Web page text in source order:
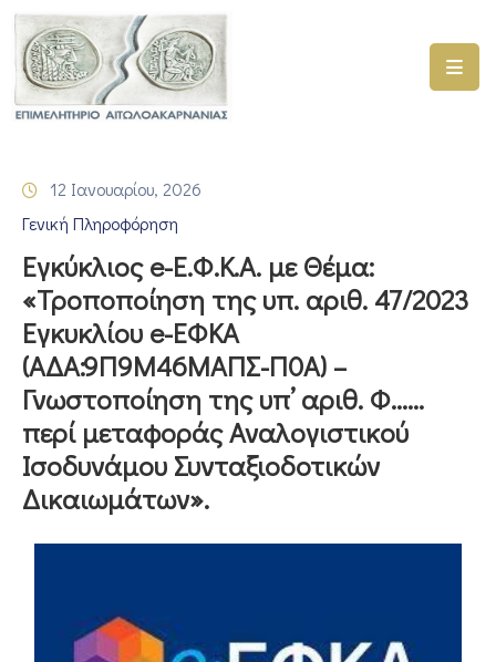
ΑΡΧΙΚΗ
ΓΕΜΗ
–
ΠΡΟΓΡΑΜΜΑΤΑ
ΕΠΙΜΕΛΗΤΗΡΙΟΥ
ΣΥΜΜΕΤΟΧΗ
ΣΕ
ΕΤΑΙΡΕΙΕΣ
ΕΠΙΚΑΙΡΟΤΗΤΑ
12 Ιανουαρίου, 2026
Γενική Πληροφόρηση
Εγκύκλιος e-Ε.Φ.Κ.Α. με Θέμα:
«Τροποποίηση της υπ. αριθ. 47/2023
Εγκυκλίου e-ΕΦΚΑ
(ΑΔΑ:9Π9Μ46ΜΑΠΣ-Π0Α) –
Γνωστοποίηση της υπ’ αριθ. Φ……
περί μεταφοράς Αναλογιστικού
Ισοδυνάμου Συνταξιοδοτικών
Δικαιωμάτων».